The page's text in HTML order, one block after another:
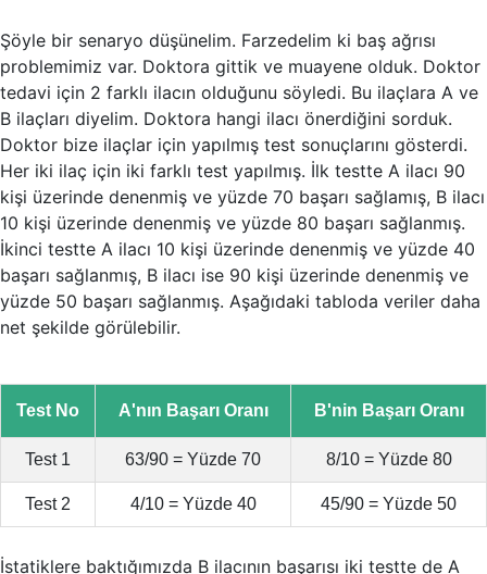
Şöyle bir senaryo düşünelim. Farzedelim ki baş ağrısı
problemimiz var. Doktora gittik ve muayene olduk. Doktor
tedavi için 2 farklı ilacın olduğunu söyledi. Bu ilaçlara A ve
B ilaçları diyelim. Doktora hangi ilacı önerdiğini sorduk.
Doktor bize ilaçlar için yapılmış test sonuçlarını gösterdi.
Her iki ilaç için iki farklı test yapılmış. İlk testte A ilacı 90
kişi üzerinde denenmiş ve yüzde 70 başarı sağlamış, B ilacı
10 kişi üzerinde denenmiş ve yüzde 80 başarı sağlanmış.
İkinci testte A ilacı 10 kişi üzerinde denenmiş ve yüzde 40
başarı sağlanmış, B ilacı ise 90 kişi üzerinde denenmiş ve
yüzde 50 başarı sağlanmış. Aşağıdaki tabloda veriler daha
net şekilde görülebilir.
Test No A'nın Başarı Oranı B'nin Başarı Oranı
Test 1 63/90 = Yüzde 70 8/10 = Yüzde 80
Test 2 4/10 = Yüzde 40 45/90 = Yüzde 50
İstatiklere baktığımızda B ilacının başarısı iki testte de A